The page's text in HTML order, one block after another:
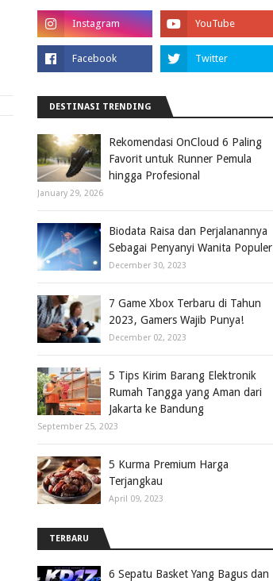
DESTINASI TRENDING
Rekomendasi OnCloud 6 Paling
Favorit untuk Runner Pemula
hingga Profesional
January 29, 2026
Biodata Raisa dan Perjalanannya
Sebagai Penyanyi Wanita Populer
December 30, 2023
7 Game Xbox Terbaru di Tahun
2023, Gamers Wajib Punya!
December 02, 2023
5 Tips Kirim Barang Elektronik
Rumah Tangga yang Aman dari
Jakarta ke Bandung
September 25, 2023
5 Kurma Premium Harga
Terjangkau
April 09, 2023
TERBARU
6 Sepatu Basket Yang Bagus dan